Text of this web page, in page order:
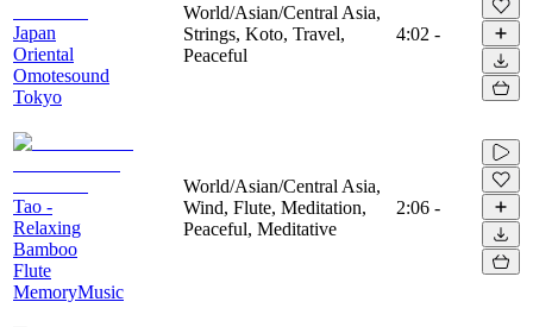
Japan
Oriental
Omotesound
Tokyo
World/Asian/Central Asia,
Strings, Koto, Travel,
Peaceful
4:02 -
Tao -
Relaxing
Bamboo
Flute
MemoryMusic
World/Asian/Central Asia,
Wind, Flute, Meditation,
Peaceful, Meditative
2:06 -